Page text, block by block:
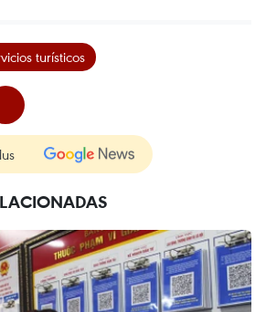
turísticos